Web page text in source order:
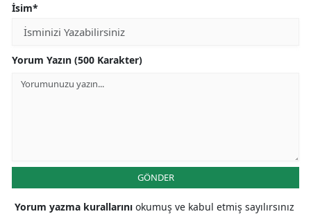
İsim*
Yorum Yazın (500 Karakter)
GÖNDER
Yorum yazma kurallarını okumuş ve kabul etmiş sayılırsınız